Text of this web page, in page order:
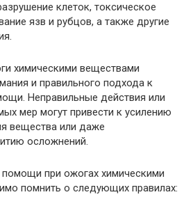
клеток, токсическое
язв и рубцов, а также другие
химическими веществами
и правильного подхода к
Неправильные действия или
мер могут привести к усилению
вещества или даже
осложнений.
при ожогах химическими
помнить о следующих правилах: